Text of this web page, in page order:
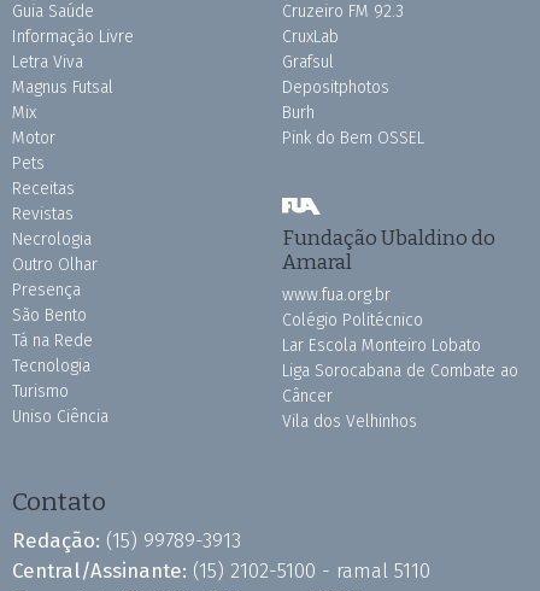
Guia Saúde
Informação Livre
Letra Viva
Magnus Futsal
Mix
Motor
Pets
Receitas
Revistas
Necrologia
Outro Olhar
Presença
São Bento
Tá na Rede
Tecnologia
Turismo
Uniso Ciência
Cruzeiro FM 92.3
CruxLab
Grafsul
Depositphotos
Burh
Pink do Bem OSSEL
Fundação Ubaldino do
Amaral
www.fua.org.br
Colégio Politécnico
Lar Escola Monteiro Lobato
Liga Sorocabana de Combate ao
Câncer
Vila dos Velhinhos
Contato
Redação: (15) 99789-3913
Central/Assinante: (15) 2102-5100 - ramal 5110